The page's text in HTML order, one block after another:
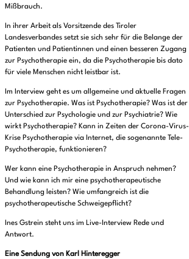
Mißbrauch.
In ihrer Arbeit als Vorsitzende des Tiroler
Landesverbandes setzt sie sich sehr für die Belange der
Patienten und Patientinnen und einen besseren Zugang
zur Psychotherapie ein, da die Psychotherapie bis dato
für viele Menschen nicht leistbar ist.
Im Interview geht es um allgemeine und aktuelle Fragen
zur Psychotherapie. Was ist Psychotherapie? Was ist der
Unterschied zur Psychologie und zur Psychiatrie? Wie
wirkt Psychotherapie? Kann in Zeiten der Corona-Virus-
Krise Psychotherapie via Internet, die sogenannte Tele-
Psychotherapie, funktionieren?
Wer kann eine Psychotherapie in Anspruch nehmen?
Und wie kann ich mir eine psychotherapeutische
Behandlung leisten? Wie umfangreich ist die
psychotherapeutische Schweigepflicht?
Ines Gstrein steht uns im Live-Interview Rede und
Antwort.
Eine Sendung von Karl Hinteregger